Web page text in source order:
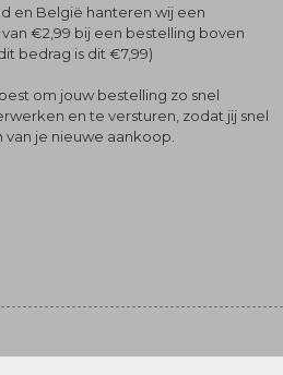
en België hanteren wij een
€2,99 bij een bestelling boven
bedrag is dit €7,99)
om jouw bestelling zo snel
en te versturen, zodat jij snel
je nieuwe aankoop.